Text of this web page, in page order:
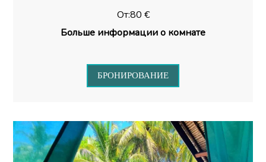
От:80 €
Больше информации о комнате
БРОНИРОВАНИЕ